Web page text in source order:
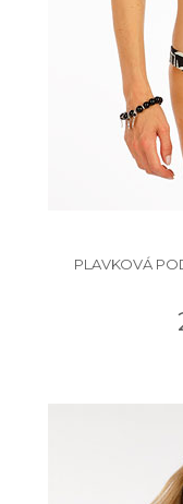
PLAVKOVÁ